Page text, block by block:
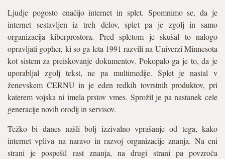
Ljudje pogosto enačijo internet in splet. Spomnimo se, da je
internet sestavljen iz treh delov, splet pa je zgolj in samo
organizacija kiberprostora. Pred spletom je skušal to nalogo
opravljati gopher, ki so ga leta 1991 razvili na Univerzi Minnesota
kot sistem za preiskovanje dokumentov. Pokopalo ga je to, da je
uporabljal zgolj tekst, ne pa multimedije. Splet je nastal v
ženevskem CERNU in je eden redkih tovrstnih produktov, pri
katerem vojska ni imela prstov vmes. Sprožil je pa nastanek cele
generacije novih orodij in servisov.
Težko bi danes našli bolj izzivalno vprašanje od tega, kako
internet vpliva na naravo in razvoj organizacije znanja. Na eni
strani je pospešil rast znanja, na drugi strani pa povzroča